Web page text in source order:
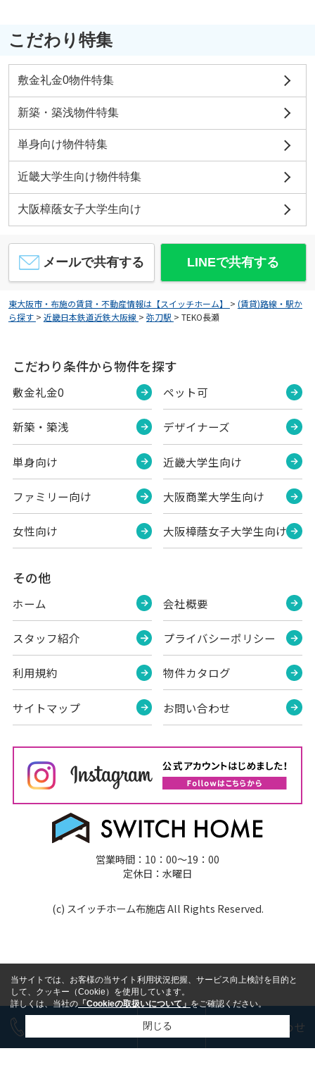
こだわり特集
敷金礼金0物件特集
新築・築浅物件特集
単身向け物件特集
近畿大学生向け物件特集
大阪樟蔭女子大学生向け
メールで共有する LINEで共有する
東大阪市・布施の賃貸・不動産情報は【スイッチホーム】 > (賃貸)路線・駅か
ら探す > 近畿日本鉄道近鉄大阪線 > 弥刀駅 > TEKO長瀬
こだわり条件から物件を探す
敷金礼金0
新築・築浅
単身向け
ファミリー向け
女性向け
ペット可
デザイナーズ
近畿大学生向け
大阪商業大学生向け
大阪樟蔭女子大学生向け
その他
ホーム
スタッフ紹介
利用規約
サイトマップ
会社概要
プライバシーポリシー
物件カタログ
お問い合わせ
営業時間：10：00～19：00
定休日：水曜日
(c) スイッチホーム布施店 All Rights Reserved.
LINE お問い合わせ
当サイトでは、お客様の当サイト利用状況把握、サービス向上検討を目的と
して、クッキー（Cookie）を使用しています。
詳しくは、当社の「Cookieの取扱いについて」をご確認ください。
閉じる